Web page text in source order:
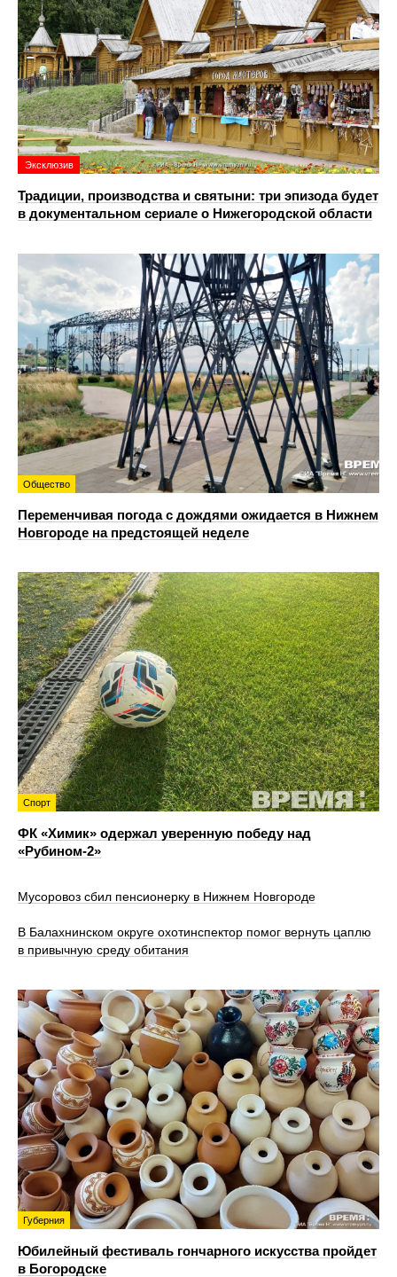
Эксклюзив
Традиции, производства и святыни: три эпизода будет
в документальном сериале о Нижегородской области
Общество
Переменчивая погода с дождями ожидается в Нижнем
Новгороде на предстоящей неделе
Спорт
ФК «Химик» одержал уверенную победу над
«Рубином‑2»
Мусоровоз сбил пенсионерку в Нижнем Новгороде
В Балахнинском округе охотинспектор помог вернуть цаплю
в привычную среду обитания
Губерния
Юбилейный фестиваль гончарного искусства пройдет
в Богородске